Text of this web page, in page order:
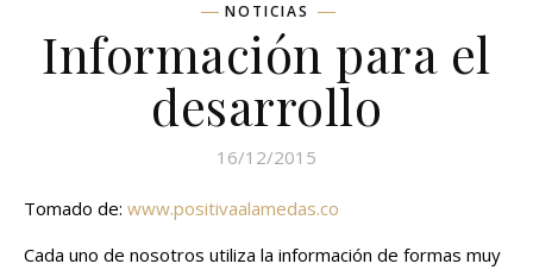
NOTICIAS
Información para el
desarrollo
16/12/2015
Tomado de: www.positivaalamedas.co
Cada uno de nosotros utiliza la información de formas muy